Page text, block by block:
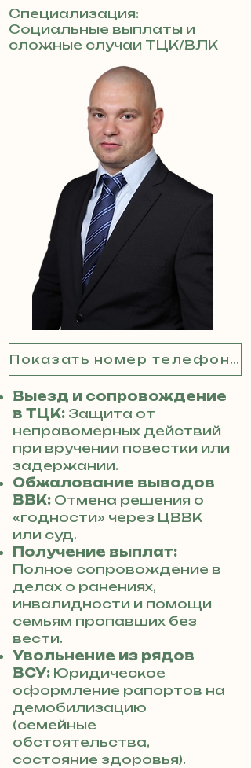
Специализация:
Социальные выплаты и
сложные случаи ТЦК/ВЛК
Показать номер телефона
Выезд и сопровождение
в ТЦК: Защита от
неправомерных действий
при вручении повестки или
задержании.
Обжалование выводов
ВВК: Отмена решения о
«годности» через ЦВВК
или суд.
Получение выплат:
Полное сопровождение в
делах о ранениях,
инвалидности и помощи
семьям пропавших без
вести.
Увольнение из рядов
ВСУ: Юридическое
оформление рапортов на
демобилизацию
(семейные
обстоятельства,
состояние здоровья).